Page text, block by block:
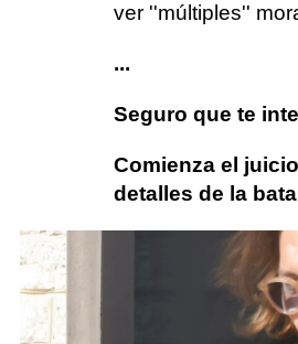
ver ''múltiples''
...
Seguro que te
Comienza el
detalles de la
Actualidad Johnny Depp